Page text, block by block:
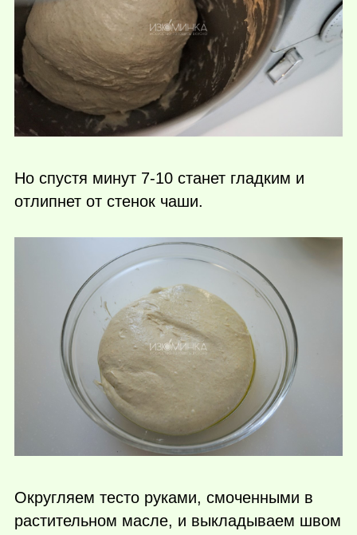
Но спустя минут 7-10 станет гладким и
отлипнет от стенок чаши.
Округляем тесто руками, смоченными в
растительном масле, и выкладываем швом